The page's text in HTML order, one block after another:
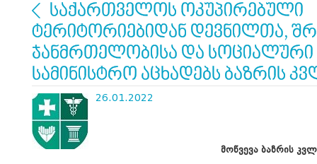
საქართველოს ოკუპირებული
ტერიტორიებიდან დევნილთა,
ჯანმრთელობისა და სოციალური
სამინისტრო აცხადებს ბაზრის
26.01.2022
მოწვევა ბაზრის